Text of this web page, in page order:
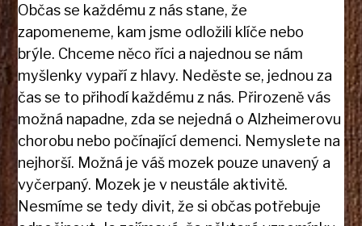
Občas se každému z nás stane, že
zapomeneme, kam jsme odložili klíče nebo
brýle. Chceme něco říci a najednou se nám
myšlenky vypaří z hlavy. Neděste se, jednou za
čas se to přihodí každému z nás. Přirozeně vás
možná napadne, zda se nejedná o Alzheimerovu
chorobu nebo počínající demenci. Nemyslete na
nejhorší. Možná je váš mozek pouze unavený a
vyčerpaný. Mozek je v neustále aktivitě.
Nesmíme se tedy divit, že si občas potřebuje